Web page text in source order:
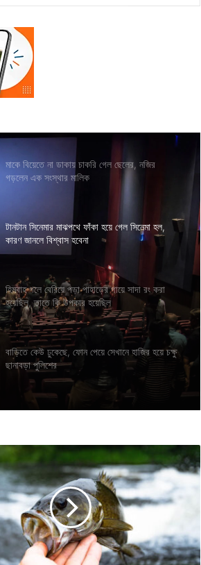
মাকে বিয়েতে না ডাকায় চাকরি গেল ছেলের, নজির
গড়লেন এক সংস্থার মালিক
টানটান সিনেমার মাঝপথে ফাঁকা হয়ে গেল সিনেমা হল,
কারণ জানলে বিশ্বাস হবেনা
হিমবাহ গলে বেরিয়ে পড়া পাহাড়ের গায়ে সাদা রং করা
হয়েছিল, তাতে কি উপকার হয়েছিল
বাড়িতে কেউ ঢুকেছে, ফোন পেয়ে সেখানে হাজির হয়ে চক্ষু
ছানাবড়া পুলিশের